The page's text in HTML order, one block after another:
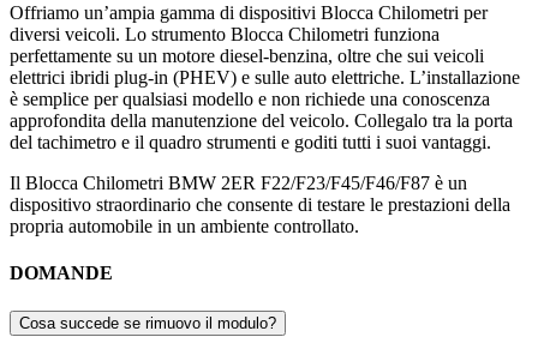
Offriamo un’ampia gamma di dispositivi Blocca Chilometri per
diversi veicoli. Lo strumento Blocca Chilometri funziona
perfettamente su un motore diesel-benzina, oltre che sui veicoli
elettrici ibridi plug-in (PHEV) e sulle auto elettriche. L’installazione
è semplice per qualsiasi modello e non richiede una conoscenza
approfondita della manutenzione del veicolo. Collegalo tra la porta
del tachimetro e il quadro strumenti e goditi tutti i suoi vantaggi.
Il Blocca Chilometri BMW 2ER F22/F23/F45/F46/F87 è un
dispositivo straordinario che consente di testare le prestazioni della
propria automobile in un ambiente controllato.
DOMANDE
Cosa succede se rimuovo il modulo?